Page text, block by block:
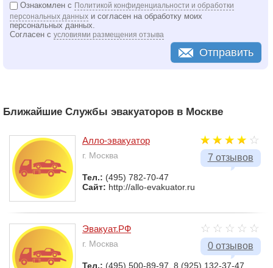
Ознакомлен с Политикой конфиденциальности и обработки
персональных данных и согласен на обработку моих
персональных данных.
Согласен с условиями размещения отзыва
Отправить
Ближайшие Службы эвакуаторов в Москве
7 отзывов
Алло-эвакуатор
г. Москва
Тел.: (495) 782-70-47
Сайт: http://allo-evakuator.ru
0 отзывов
Эвакуат.РФ
г. Москва
Тел.: (495) 500-89-97, 8 (925) 132-37-47